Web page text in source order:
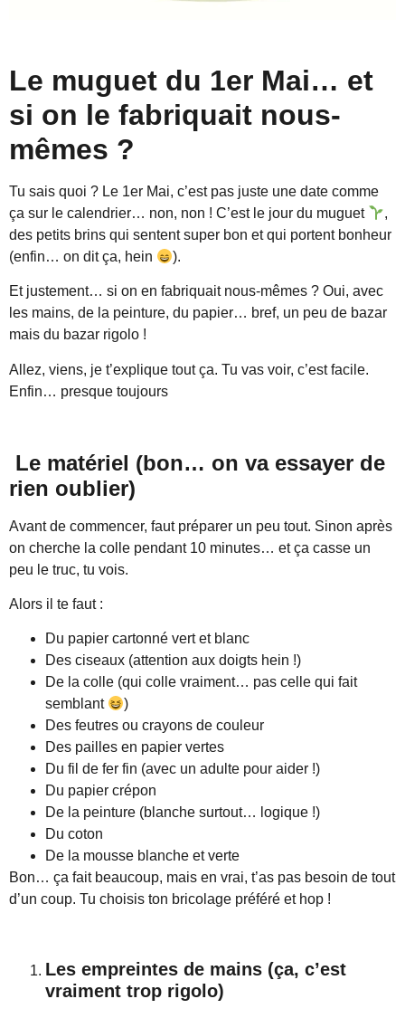
Le muguet du 1er Mai… et
si on le fabriquait nous-
mêmes ?
Tu sais quoi ? Le 1er Mai, c’est pas juste une date comme
ça sur le calendrier… non, non ! C’est le jour du muguet
,
des petits brins qui sentent super bon et qui portent bonheur
(enfin… on dit ça, hein
).
Et justement… si on en fabriquait nous-mêmes ? Oui, avec
les mains, de la peinture, du papier… bref, un peu de bazar
mais du bazar rigolo !
Allez, viens, je t’explique tout ça. Tu vas voir, c’est facile.
Enfin… presque toujours
Le matériel (bon… on va essayer de
rien oublier)
Avant de commencer, faut préparer un peu tout. Sinon après
on cherche la colle pendant 10 minutes… et ça casse un
peu le truc, tu vois.
Alors il te faut :
Du papier cartonné vert et blanc
Des ciseaux (attention aux doigts hein !)
De la colle (qui colle vraiment… pas celle qui fait
semblant
)
Des feutres ou crayons de couleur
Des pailles en papier vertes
Du fil de fer fin (avec un adulte pour aider !)
Du papier crépon
De la peinture (blanche surtout… logique !)
Du coton
De la mousse blanche et verte
Bon… ça fait beaucoup, mais en vrai, t’as pas besoin de tout
d’un coup. Tu choisis ton bricolage préféré et hop !
Les empreintes de mains (ça, c’est
vraiment trop rigolo)